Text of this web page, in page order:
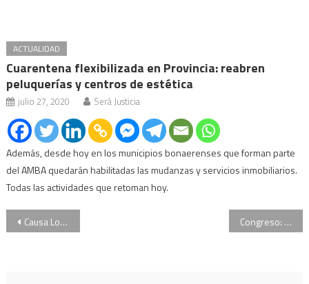
ACTUALIDAD
Cuarentena flexibilizada en Provincia: reabren
peluquerías y centros de estética
julio 27, 2020 Será Justicia
Además, desde hoy en los municipios bonaerenses que forman parte
del AMBA quedarán habilitadas las mudanzas y servicios inmobiliarios.
Todas las actividades que retoman hoy.
Navegación
Causa Los Sauces: la OA rechazó los planteos de la defensa de Cristina Kirchner Congreso: Mauricio Macri inaugura el 137° período de sesiones ordinarias